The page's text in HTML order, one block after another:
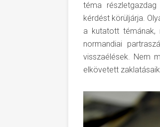
téma
kérdést körüljárja.
a kutatott témának,
normandiai
visszaélések. Nem
elkövetett